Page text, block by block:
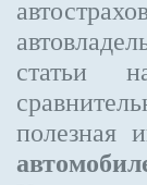
статьи
полезная